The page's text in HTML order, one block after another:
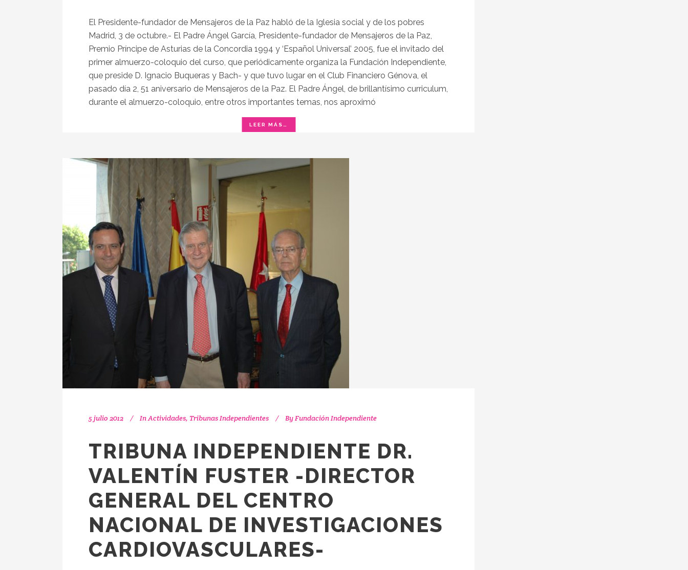
El Presidente-fundador de Mensajeros de la Paz habló de la Iglesia social y de los pobres
Madrid, 3 de octubre.- El Padre Ángel García, Presidente-fundador de Mensajeros de la Paz,
Premio Príncipe de Asturias de la Concordia 1994 y ‘Español Universal’ 2005, fue el invitado del
primer almuerzo-coloquio del curso, que periódicamente organiza la Fundación Independiente,
que preside D. Ignacio Buqueras y Bach- y que tuvo lugar en el Club Financiero Génova, el
pasado día 2, 51 aniversario de Mensajeros de la Paz. El Padre Ángel, de brillantísimo curriculum,
durante el almuerzo-coloquio, entre otros importantes temas, nos aproximó
5 julio 2012 InActividades, Tribunas Independientes ByFundación Independiente
TRIBUNA INDEPENDIENTE DR.
VALENTÍN FUSTER -DIRECTOR
GENERAL DEL CENTRO
NACIONAL DE INVESTIGACIONES
CARDIOVASCULARES-